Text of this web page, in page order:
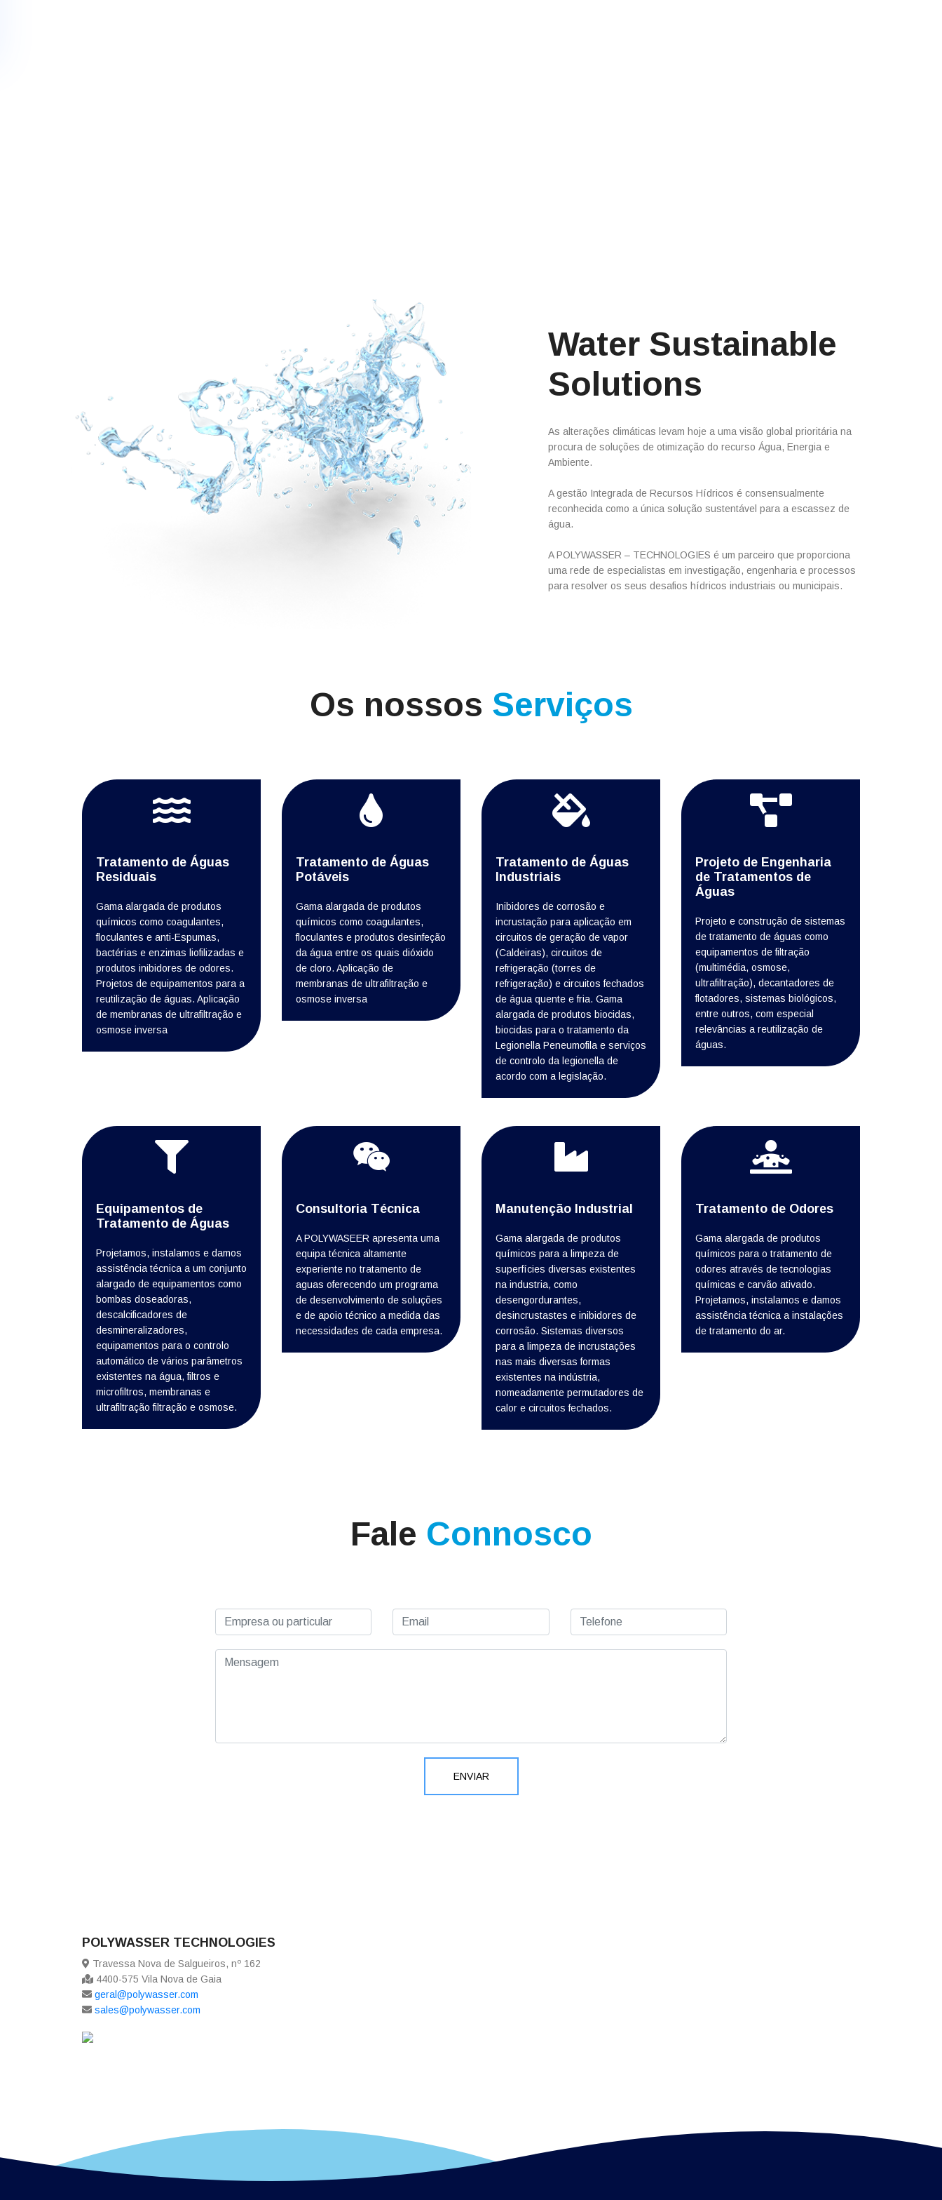
Water Sustainable
Solutions
As alterações climáticas levam hoje a uma visão global prioritária na
procura de soluções de otimização do recurso Água, Energia e
Ambiente.
A gestão Integrada de Recursos Hídricos é consensualmente
reconhecida como a única solução sustentável para a escassez de
água.
A POLYWASSER – TECHNOLOGIES é um parceiro que proporciona
uma rede de especialistas em investigação, engenharia e processos
para resolver os seus desafios hídricos industriais ou municipais.
Os nossos Serviços
Tratamento de Águas
Residuais
Gama alargada de produtos
químicos como coagulantes,
floculantes e anti-Espumas,
bactérias e enzimas liofilizadas e
produtos inibidores de odores.
Projetos de equipamentos para a
reutilização de águas. Aplicação
de membranas de ultrafiltração e
osmose inversa
Tratamento de Águas
Potáveis
Gama alargada de produtos
químicos como coagulantes,
floculantes e produtos desinfeção
da água entre os quais dióxido
de cloro. Aplicação de
membranas de ultrafiltração e
osmose inversa
Tratamento de Águas
Industriais
Inibidores de corrosão e
incrustação para aplicação em
circuitos de geração de vapor
(Caldeiras), circuitos de
refrigeração (torres de
refrigeração) e circuitos fechados
de água quente e fria. Gama
alargada de produtos biocidas,
biocidas para o tratamento da
Legionella Peneumofila e serviços
de controlo da legionella de
acordo com a legislação.
Projeto de Engenharia
de Tratamentos de
Águas
Projeto e construção de sistemas
de tratamento de águas como
equipamentos de filtração
(multimédia, osmose,
ultrafiltração), decantadores de
flotadores, sistemas biológicos,
entre outros, com especial
relevâncias a reutilização de
águas.
Equipamentos de
Tratamento de Águas
Projetamos, instalamos e damos
assistência técnica a um conjunto
alargado de equipamentos como
bombas doseadoras,
descalcificadores de
desmineralizadores,
equipamentos para o controlo
automático de vários parâmetros
existentes na água, filtros e
microfiltros, membranas e
ultrafiltração filtração e osmose.
Consultoria Técnica
A POLYWASEER apresenta uma
equipa técnica altamente
experiente no tratamento de
aguas oferecendo um programa
de desenvolvimento de soluções
e de apoio técnico a medida das
necessidades de cada empresa.
Manutenção Industrial
Gama alargada de produtos
químicos para a limpeza de
superfícies diversas existentes
na industria, como
desengordurantes,
desincrustastes e inibidores de
corrosão. Sistemas diversos
para a limpeza de incrustações
nas mais diversas formas
existentes na indústria,
nomeadamente permutadores de
calor e circuitos fechados.
Tratamento de Odores
Gama alargada de produtos
químicos para o tratamento de
odores através de tecnologias
químicas e carvão ativado.
Projetamos, instalamos e damos
assistência técnica a instalações
de tratamento do ar.
Fale Connosco
POLYWASSER TECHNOLOGIES
Travessa Nova de Salgueiros, nº 162
4400-575 Vila Nova de Gaia
geral@polywasser.com
sales@polywasser.com